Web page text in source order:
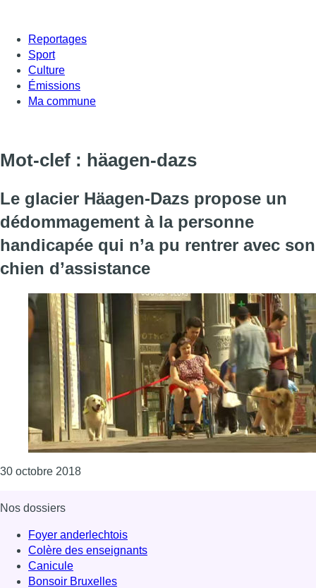
Reportages
Sport
Culture
Émissions
Ma commune
Mot-clef : häagen-dazs
Le glacier Häagen-Dazs propose un
dédommagement à la personne
handicapée qui n’a pu rentrer avec son
chien d’assistance
30 octobre 2018Consulter l'article "Le glacier Häagen-Dazs
Nos dossiers
Foyer anderlechtois
Colère des enseignants
Canicule
Bonsoir Bruxelles